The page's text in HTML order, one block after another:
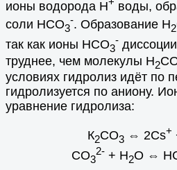
ионы водорода Н
воды,
соли HCO3
-. Образование H2
так как ионы HCO3
-
труднее, чем молекулы H2
условиях гидролиз идёт по
гидролизуется по аниону.
уравнение гидролиза:
К2CO3 ⇔ 2Cs+
CO3
2-+ H2O ⇔